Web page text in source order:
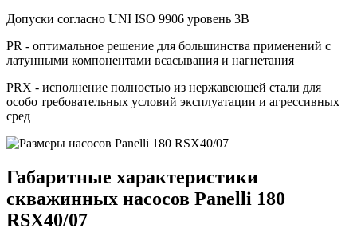
Допуски согласно UNI ISO 9906 уровень 3B
PR - оптимальное решение для большинства применений с
латунными компонентами всасывания и нагнетания
PRX - исполнение полностью из нержавеющей стали для
особо требовательных условий эксплуатации и агрессивных
сред
Габаритные характеристики
скважинных насосов Panelli 180
RSX40/07